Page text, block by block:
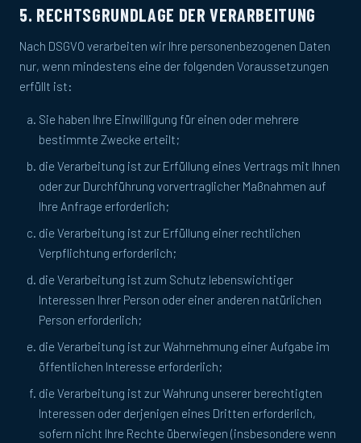
5. RECHTSGRUNDLAGE DER VERARBEITUNG
Nach DSGVO verarbeiten wir Ihre personenbezogenen Daten
nur, wenn mindestens eine der folgenden Voraussetzungen
erfüllt ist:
Sie haben Ihre Einwilligung für einen oder mehrere
bestimmte Zwecke erteilt;
die Verarbeitung ist zur Erfüllung eines Vertrags mit Ihnen
oder zur Durchführung vorvertraglicher Maßnahmen auf
Ihre Anfrage erforderlich;
die Verarbeitung ist zur Erfüllung einer rechtlichen
Verpflichtung erforderlich;
die Verarbeitung ist zum Schutz lebenswichtiger
Interessen Ihrer Person oder einer anderen natürlichen
Person erforderlich;
die Verarbeitung ist zur Wahrnehmung einer Aufgabe im
öffentlichen Interesse erforderlich;
die Verarbeitung ist zur Wahrung unserer berechtigten
Interessen oder derjenigen eines Dritten erforderlich,
sofern nicht Ihre Rechte überwiegen (insbesondere wenn